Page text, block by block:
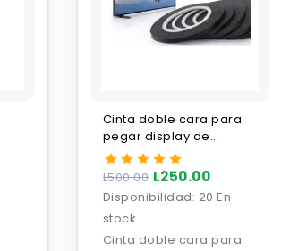
Cinta doble cara para
pegar display de
pantallas de TV 10m
L500.00 L250.00
Disponibilidad: 20 En
stock
Cinta doble cara para